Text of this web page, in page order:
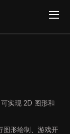
实现 2D 图形和
图形绘制、游戏开